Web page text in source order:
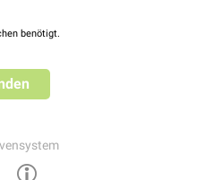
benötigt.